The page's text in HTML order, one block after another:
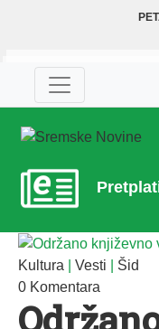
Kultura Vesti
Šid
0 Komentara